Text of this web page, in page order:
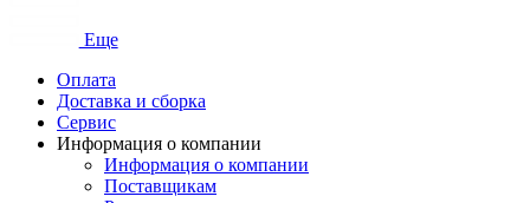
Еще
Оплата
Доставка и сборка
Сервис
Информация о компании
Информация о компании
Поставщикам